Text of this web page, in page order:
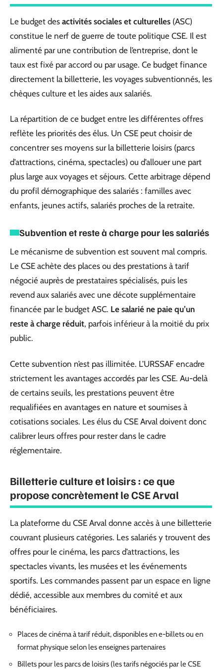
Le budget des activités sociales et culturelles (ASC)
constitue le nerf de guerre de toute politique CSE. Il est
alimenté par une contribution de l’entreprise, dont le
taux est fixé par accord ou par usage. Ce budget finance
directement la billetterie, les voyages subventionnés, les
chèques culture et les aides aux salariés.
La répartition de ce budget entre les différentes offres
reflète les priorités des élus. Un CSE peut choisir de
concentrer ses moyens sur la billetterie loisirs (parcs
d’attractions, cinéma, spectacles) ou d’allouer une part
plus large aux voyages et séjours. Cette arbitrage dépend
du profil démographique des salariés : familles avec
enfants, jeunes actifs, salariés proches de la retraite.
Subvention et reste à charge pour les salariés
Le mécanisme de subvention est souvent mal compris.
Le CSE achète des places ou des prestations à tarif
négocié auprès de prestataires spécialisés, puis les
revend aux salariés avec une décote supplémentaire
financée par le budget ASC. Le salarié ne paie qu’un
reste à charge réduit, parfois inférieur à la moitié du prix
public.
Cette subvention n’est pas illimitée. L’URSSAF encadre
strictement les avantages accordés par les CSE. Au-delà
de certains seuils, les prestations peuvent être
requalifiées en avantages en nature et soumises à
cotisations sociales. Les élus du CSE Arval doivent donc
calibrer leurs offres pour rester dans le cadre
réglementaire.
Billetterie culture et loisirs : ce que
propose concrètement le CSE Arval
La plateforme du CSE Arval donne accès à une billetterie
couvrant plusieurs catégories. Les salariés y trouvent des
offres pour le cinéma, les parcs d’attractions, les
spectacles vivants, les musées et les événements
sportifs. Les commandes passent par un espace en ligne
dédié, accessible aux membres du comité et aux
bénéficiaires.
Places de cinéma à tarif réduit, disponibles en e-billets ou en
format physique selon les enseignes partenaires
Billets pour les parcs de loisirs (les tarifs négociés par le CSE